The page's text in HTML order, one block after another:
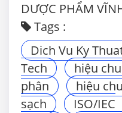
DƯỢC PHẨM
Tags :
Dich Vu Ky
Tech
hiệu
phân
hiệu
sạch
ISO/IEC